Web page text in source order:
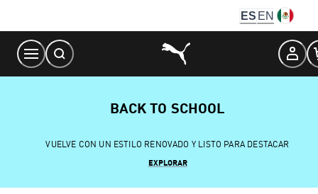
Content
ES EN
BACK TO SCHOOL
VUELVE CON UN ESTILO RENOVADO Y LISTO PARA DESTACAR
EXPLORAR